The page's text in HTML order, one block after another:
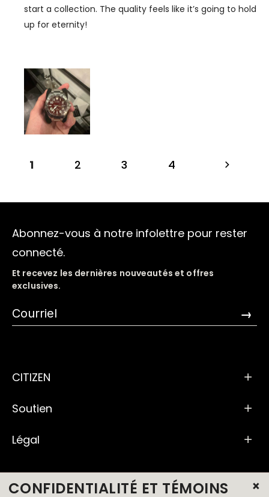
start a collection. The quality feels like it’s going to hold
up for eternity!
1 2 3 4
Abonnez-vous à notre infolettre pour rester
connecté.
Et recevez les dernières nouveautés et offres
exclusives.
→
CITIZEN
Soutien
Légal
CONFIDENTIALITÉ ET TÉMOINS ×